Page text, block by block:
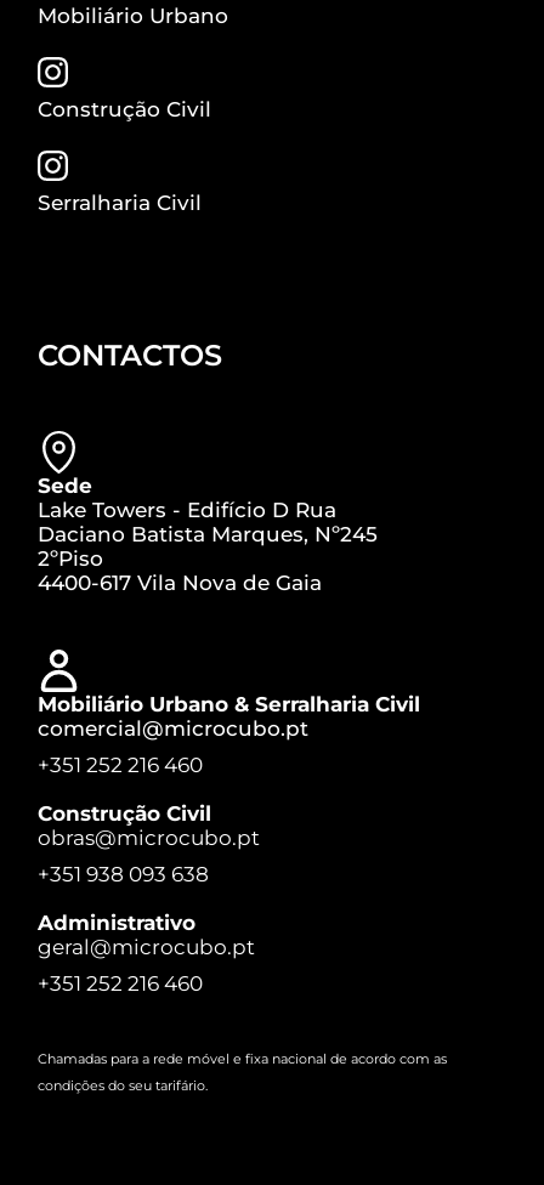
Mobiliário Urbano
Construção Civil
Serralharia Civil
CONTACTOS
Sede
Lake Towers - Edifício D Rua
Daciano Batista Marques, Nº245
2ºPiso
4400-617 Vila Nova de Gaia
Mobiliário Urbano & Serralharia Civil
comercial@microcubo.pt
+351 252 216 460
Construção Civil
obras@microcubo.pt
+351 938 093 638
Administrativo
geral@microcubo.pt
+351 252 216 460
Chamadas para a rede móvel e fixa nacional de acordo com as
condições do seu tarifário.